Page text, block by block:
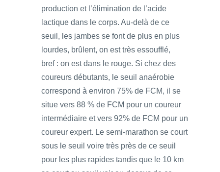
production et l’élimination de l’acide
lactique dans le corps. Au-delà de ce
seuil, les jambes se font de plus en plus
lourdes, brûlent, on est très essoufflé,
bref : on est dans le rouge. Si chez des
coureurs débutants, le seuil anaérobie
correspond à environ 75% de FCM, il se
situe vers 88 % de FCM pour un coureur
intermédiaire et vers 92% de FCM pour un
coureur expert. Le semi-marathon se court
sous le seuil voire très près de ce seuil
pour les plus rapides tandis que le 10 km